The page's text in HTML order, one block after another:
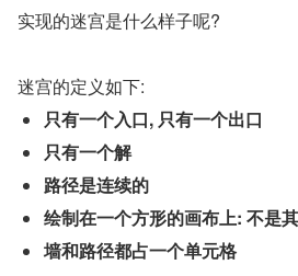
实现的迷宫是什么样子呢?
迷宫的定义如下:
只有一个入口, 只有一个出口
只有一个解
路径是连续的
绘制在一个方形的画布上: 不是
墙和路径都占一个单元格